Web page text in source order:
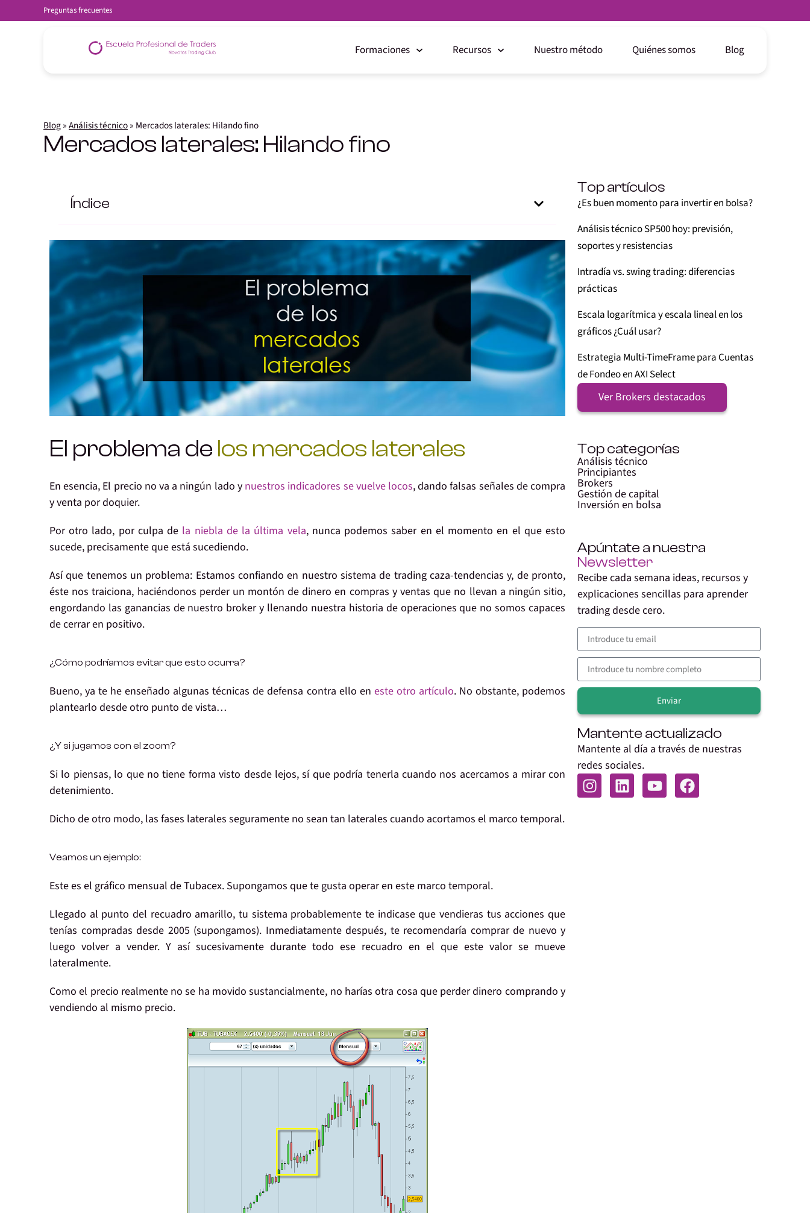
Preguntas frecuentes
Formaciones Recursos Nuestro método Quiénes somos Blog
Blog»Análisis técnico» Mercados laterales: Hilando fino
Mercados laterales: Hilando fino
Índice
El problema de los mercados laterales
En esencia, El precio no va a ningún lado y nuestros indicadores se vuelve locos, dando falsas señales de compra
y venta por doquier.
Por otro lado, por culpa de la niebla de la última vela, nunca podemos saber en el momento en el que esto
sucede, precisamente que está sucediendo.
Así que tenemos un problema: Estamos confiando en nuestro sistema de trading caza-tendencias y, de pronto,
éste nos traiciona, haciéndonos perder un montón de dinero en compras y ventas que no llevan a ningún sitio,
engordando las ganancias de nuestro broker y llenando nuestra historia de operaciones que no somos capaces
de cerrar en positivo.
¿Cómo podríamos evitar que esto ocurra?
Bueno, ya te he enseñado algunas técnicas de defensa contra ello en este otro artículo. No obstante, podemos
plantearlo desde otro punto de vista…
¿Y si jugamos con el zoom?
Si lo piensas, lo que no tiene forma visto desde lejos, sí que podría tenerla cuando nos acercamos a mirar con
detenimiento.
Dicho de otro modo, las fases laterales seguramente no sean tan laterales cuando acortamos el marco temporal.
Veamos un ejemplo:
Este es el gráfico mensual de Tubacex. Supongamos que te gusta operar en este marco temporal.
Llegado al punto del recuadro amarillo, tu sistema probablemente te indicase que vendieras tus acciones que
tenías compradas desde 2005 (supongamos). Inmediatamente después, te recomendaría comprar de nuevo y
luego volver a vender. Y así sucesivamente durante todo ese recuadro en el que este valor se mueve
lateralmente.
Como el precio realmente no se ha movido sustancialmente, no harías otra cosa que perder dinero comprando y
vendiendo al mismo precio.
Top artículos
¿Es buen momento para invertir en bolsa?
Análisis técnico SP500 hoy: previsión,
soportes y resistencias
Intradía vs. swing trading: diferencias
prácticas
Escala logarítmica y escala lineal en los
gráficos ¿Cuál usar?
Estrategia Multi-TimeFrame para Cuentas
de Fondeo en AXI Select
Ver Brokers destacados
Top categorías
Análisis técnico
Principiantes
Brokers
Gestión de capital
Inversión en bolsa
Apúntate a nuestra
Newsletter
Recibe cada semana ideas, recursos y
explicaciones sencillas para aprender
trading desde cero.
Enviar
Mantente actualizado
Mantente al día a través de nuestras
redes sociales.